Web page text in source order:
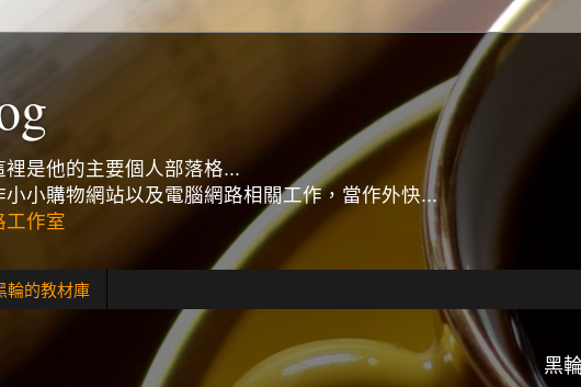
是他的主要個人部落格...
小購物網站以及電腦網路相關工作，當作外快...
工作室
輪的教材庫
黑